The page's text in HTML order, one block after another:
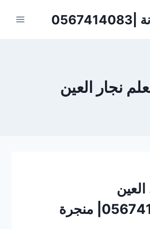
نجار العين
|0567414083| منجرة